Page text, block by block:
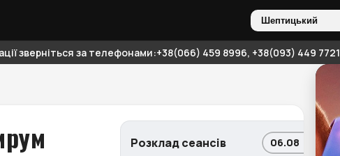
зверніться за телефонами:+38(066) 459 8996, +38(093) 449 7721
Розклад сеансів 06.08 • Чт